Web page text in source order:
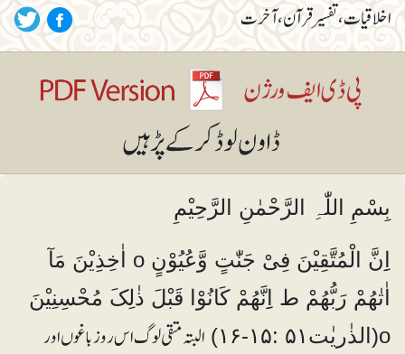
اخلاقیات، تفسیر قرآن، آخرت
بِسْمِ اللّٰہِ الرَّحْمٰنِ الرَّحِیْمِ
اِِنَّ الْمُتَّقِیْنَ فِیْ جَنّٰتٍ وَّعُیُوْنٍ o اٰخِذِیْنَ مَآ
اٰتٰھُمْ رَبُّھُمْ ط اِِنَّھُمْ کَانُوْا قَبْلَ ذٰلِکَ مُحْسِنِیْنَ
o(الذٰریٰت۵۱ :۱۵-۱۶)
البتہ متقی لوگ اس روز باغوں اور